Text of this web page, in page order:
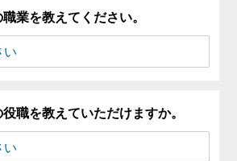
業を教えてください。
職を教えていただけますか。